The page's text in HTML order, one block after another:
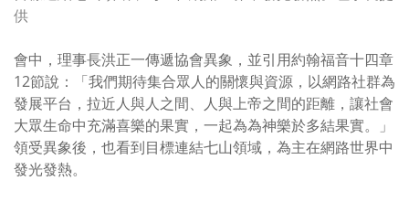
供
會中，理事長洪正一傳遞協會異象，並引用約翰福音十四章
12節說：「我們期待集合眾人的關懷與資源，以網路社群為
發展平台，拉近人與人之間、人與上帝之間的距離，讓社會
大眾生命中充滿喜樂的果實，一起為為神樂於多結果實。」
領受異象後，也看到目標連結七山領域，為主在網路世界中
發光發熱。